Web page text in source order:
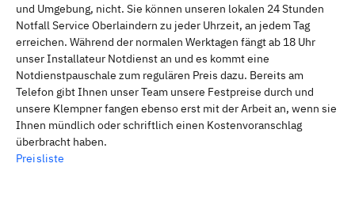
und Umgebung, nicht. Sie können unseren lokalen 24 Stunden
Notfall Service Oberlaindern zu jeder Uhrzeit, an jedem Tag
erreichen. Während der normalen Werktagen fängt ab 18 Uhr
unser Installateur Notdienst an und es kommt eine
Notdienstpauschale zum regulären Preis dazu. Bereits am
Telefon gibt Ihnen unser Team unsere Festpreise durch und
unsere Klempner fangen ebenso erst mit der Arbeit an, wenn sie
Ihnen mündlich oder schriftlich einen Kostenvoranschlag
überbracht haben.
Preisliste